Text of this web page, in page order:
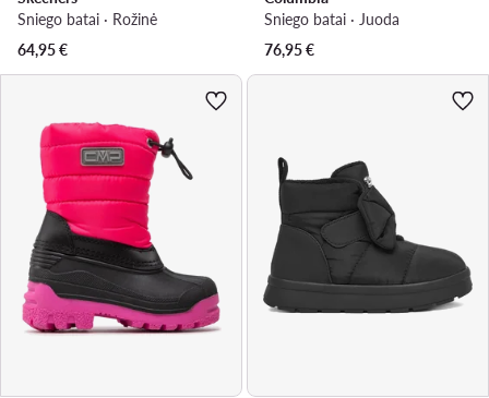
Sniego batai · Rožinė
64,95€
Sniego batai · Juoda
76,95€